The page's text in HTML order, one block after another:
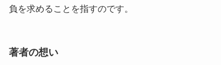
負を求めること を指すのです。
著者の想い